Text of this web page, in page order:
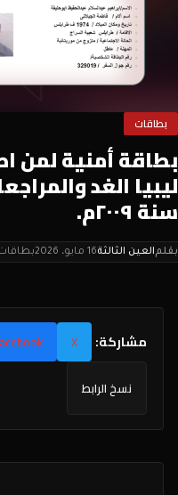
بطاقات
بطاقة أمنية لمن
ليبيا الغد
سنة ٢٠٠٩م.
بقلمالعين الثالثة16 مايو، 2026
مشاركة: X
نسخ الرابط